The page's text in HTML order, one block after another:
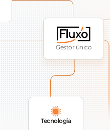
Gestor único
Tecnologia